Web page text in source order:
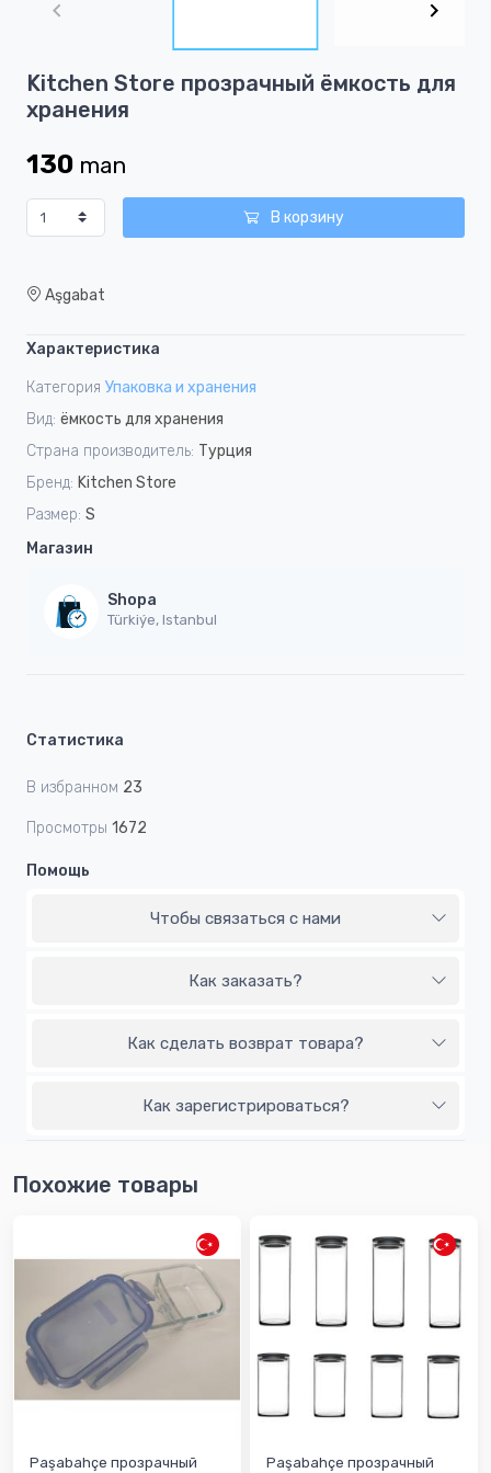
1
of
Kitchen Store прозрачный ёмкость для
хранения
130 man
В корзину
Aşgabat
Характеристика
Категория Упаковка и хранения
Вид: ёмкость для хранения
Страна производитель: Турция
Бренд: Kitchen Store
Размер: S
Магазин
Shopa
Türkiýe, Istanbul
Статистика
В избранном 23
Просмотры 1672
Помощь
Чтобы связаться с нами
Как заказать?
Как сделать возврат товара?
Как зарегистрироваться?
Похожие товары
Paşabahçe прозрачный Paşabahçe прозрачный